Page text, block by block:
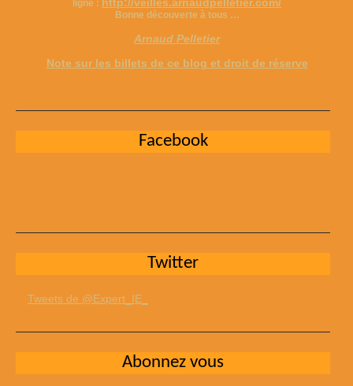
ligne :
Bonne découverte à tous …
Arnaud Pelletier
Note sur les billets de ce blog et droit de réserve
Facebook
Twitter
Tweets de @Expert_IE_
Abonnez vous